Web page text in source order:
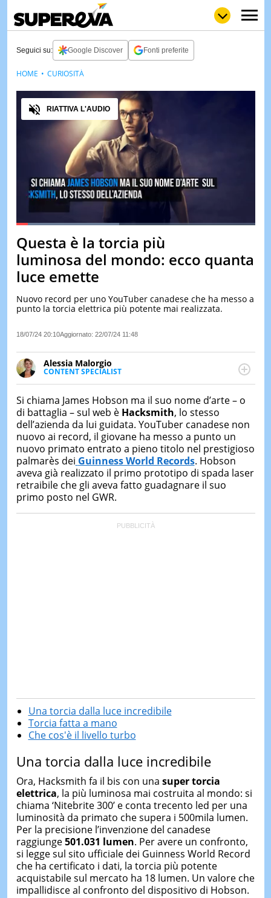
LOLGULP
LOVENEWS
TEST
&
IERI
Seguici su: Google Discover Fonti preferite
PauseUnmute
Loaded:43.08%
Audio
RIATTIVA L'AUDIO
Questa è la torcia più
luminosa del mondo: ecco quanta
luce emette
Nuovo record per uno YouTuber canadese che ha messo a
punto la torcia elettrica più potente mai realizzata.
18/07/24 20:10Aggiornato: 22/07/24 11:48
Alessia Malorgio
CONTENT SPECIALIST
Ha conseguito un Master in Marketing Management
e Google Digital Training su Marketing digitale. Si
occupa della creazione di contenuti in ottica SEO e
dello sviluppo di strategie marketing attraverso
canali digitali.
HOME CURIOSITÀ
Si chiama James Hobson ma il suo nome d’arte – o
di battaglia – sul web è Hacksmith, lo stesso
dell’azienda da lui guidata. YouTuber canadese non
nuovo ai record, il giovane ha messo a punto un
nuovo primato entrato a pieno titolo nel prestigioso
palmarès dei Guinness World Records. Hobson
aveva già realizzato il primo prototipo di spada laser
retraibile che gli aveva fatto guadagnare il suo
primo posto nel GWR.
Una torcia dalla luce incredibile
Torcia fatta a mano
Che cos'è il livello turbo
Una torcia dalla luce incredibile
Ora, Hacksmith fa il bis con una super torcia
elettrica, la più luminosa mai costruita al mondo: si
chiama ‘Nitebrite 300’ e conta trecento led per una
luminosità da primato che supera i 500mila lumen.
Per la precisione l’invenzione del canadese
raggiunge501.031 lumen. Per avere un confronto,
si legge sul sito ufficiale dei Guinness World Record
che ha certificato i dati, la torcia più potente
acquistabile sul mercato ha 18 lumen. Un valore che
impallidisce al confronto del dispositivo di Hobson.